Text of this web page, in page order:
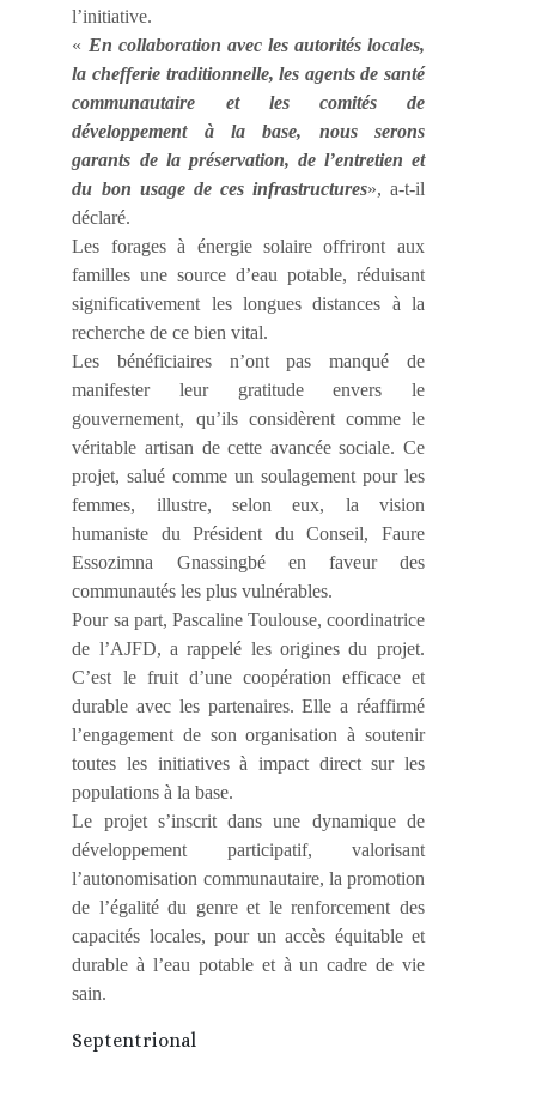
l’initiative.
« En collaboration avec les autorités locales,
la chefferie traditionnelle, les agents de santé
communautaire et les comités de
développement à la base, nous serons
garants de la préservation, de l’entretien et
du bon usage de ces infrastructures», a-t-il
déclaré.
Les forages à énergie solaire offriront aux
familles une source d’eau potable, réduisant
significativement les longues distances à la
recherche de ce bien vital.
Les bénéficiaires n’ont pas manqué de
manifester leur gratitude envers le
gouvernement, qu’ils considèrent comme le
véritable artisan de cette avancée sociale. Ce
projet, salué comme un soulagement pour les
femmes, illustre, selon eux, la vision
humaniste du Président du Conseil, Faure
Essozimna Gnassingbé en faveur des
communautés les plus vulnérables.
Pour sa part, Pascaline Toulouse, coordinatrice
de l’AJFD, a rappelé les origines du projet.
C’est le fruit d’une coopération efficace et
durable avec les partenaires. Elle a réaffirmé
l’engagement de son organisation à soutenir
toutes les initiatives à impact direct sur les
populations à la base.
Le projet s’inscrit dans une dynamique de
développement participatif, valorisant
l’autonomisation communautaire, la promotion
de l’égalité du genre et le renforcement des
capacités locales, pour un accès équitable et
durable à l’eau potable et à un cadre de vie
sain.
Septentrional